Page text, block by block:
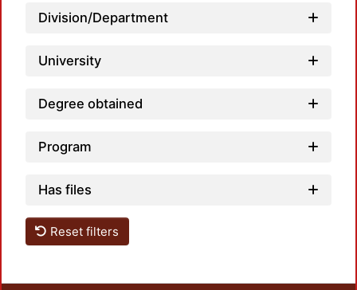
Division/Department
University
Degree obtained
Program
Has files
Reset filters